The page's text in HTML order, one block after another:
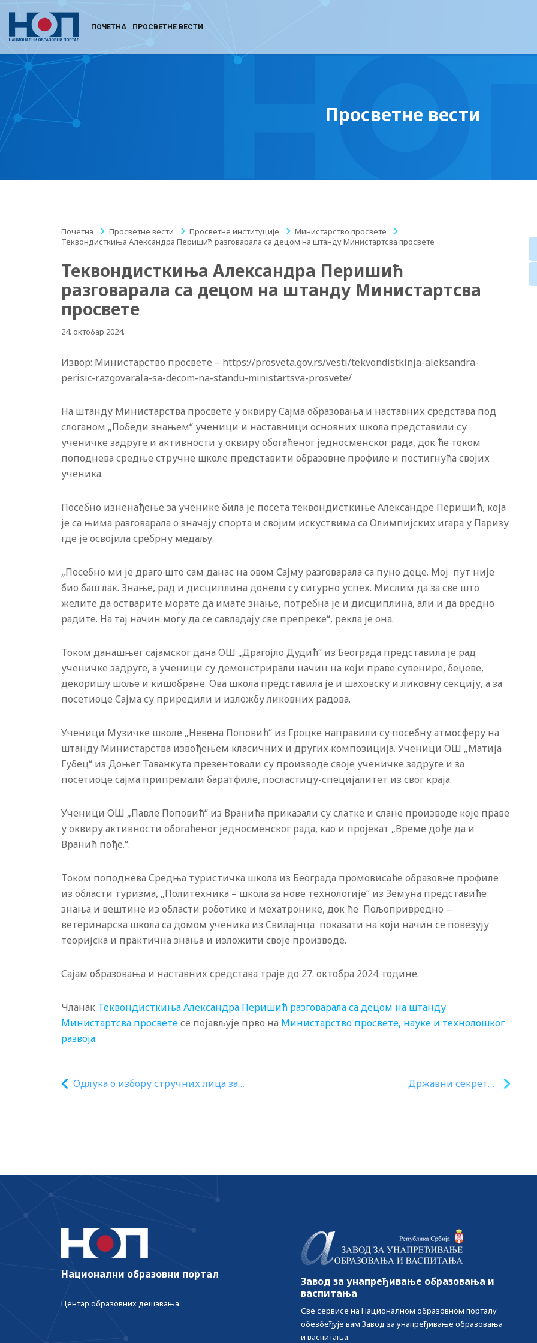
ПОЧЕТНА ПРОСВЕТНЕ ВЕСТИ
Просветне вести
Почетна / Просветне вести / Просветне институције / Министарство просвете
/
Теквондисткиња Александра Перишић разговарала са децом на штанду Министартсва просвете
Теквондисткиња Александра Перишић
разговарала са децом на штанду Министартсва
просвете
24. октобар 2024.
Извор: Министарство просвете – https://prosveta.gov.rs/vesti/tekvondistkinja-aleksandra-
perisic-razgovarala-sa-decom-na-standu-ministartsva-prosvete/
На штанду Министарства просвете у оквиру Сајма образовања и наставних средстава под
слоганом „Победи знањем“ ученици и наставници основних школа представили су
ученичке задруге и активности у оквиру обогаћеног једносменског рада, док ће током
поподнева средње стручне школе представити образовне профиле и постигнућа својих
ученика.
Посебно изненађење за ученике била је посета теквондисткиње Александре Перишић, која
је са њима разговарала о значају спорта и својим искуствима са Олимпијских игара у Паризу
где је освојила сребрну медаљу.
„Посебно ми је драго што сам данас на овом Сајму разговарала са пуно деце. Мој пут није
био баш лак. Знање, рад и дисциплина донели су сигурно успех. Мислим да за све што
желите да остварите морате да имате знање, потребна је и дисциплина, али и да вредно
радите. На тај начин могу да се савладају све препреке“, рекла је она.
Током данашњег сајамског дана ОШ „Драгојло Дудић“ из Београда представила је рад
ученичке задруге, а ученици су демонстрирали начин на који праве сувенире, беџеве,
декоришу шоље и кишобране. Ова школа представила је и шаховску и ликовну секцију, а за
посетиоце Сајма су приредили и изложбу ликовних радова.
Ученици Музичке школе „Невена Поповић“ из Гроцке направили су посебну атмосферу на
штанду Министарства извођењем класичних и других композиција. Ученици ОШ „Матија
Губец“ из Доњег Таванкута презентовали су производе своје ученичке задруге и за
посетиоце сајма припремали барaтфиле, посластицу-специјалитет из свог краја.
Ученици ОШ „Павле Поповић“ из Вранића приказали су слатке и слане производе које праве
у оквиру активности обогаћеног једносменског рада, као и пројекат „Време дође да и
Вранић пође.“.
Током поподнева Средња туристичка школа из Београда промовисаће образовне профиле
из области туризма, „Политехника – школа за нове технологије“ из Земуна представиће
знања и вештине из области роботике и мехатронике, док ће Пољопривредно –
ветеринарска школа са домом ученика из Свилајнца показати на који начин се повезују
теоријска и практична знања и изложити своје производе.
Сајам образовања и наставних средстава траје до 27. октобра 2024. године.
Чланак Теквондисткиња Александра Перишић разговарала са децом на штанду
Министартсва просветесе појављује прво на Министарство просвете, науке и технолошког
развоја.
Одлука о избору стручних лица за
Државни секретар
Национални образовни портал
Центар образовних дешавања.
Завод за унапређивање образовања и
васпитања
Све сервисе на Националном образовном порталу
обезбеђује вам Завод за унапређивање образовања
и васпитања.